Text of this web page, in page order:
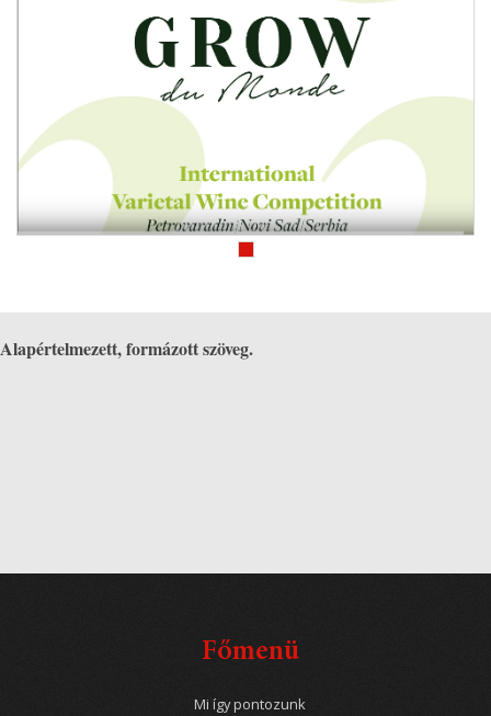
Alapértelmezett, formázott szöveg.
Főmenü
Mi így pontozunk